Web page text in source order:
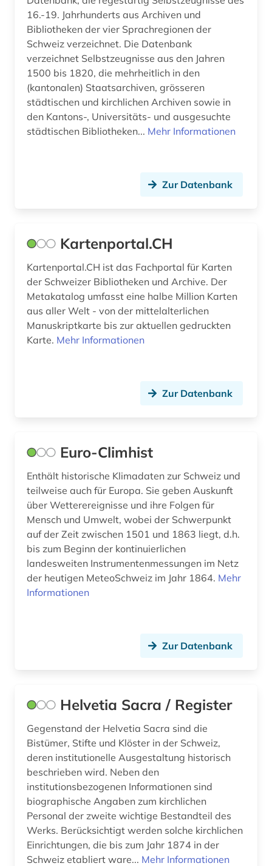
postkarte (1)
presse (2)
pressearchiv (1)
privatrecht (1)
quelle (4)
rara (1)
rechtsprechung (1)
rechtswissenschaft (2)
rechtswissenschaften (1)
regierung (1)
schadstoffe (1)
schaffhausen (stadt) (1)
schallaufzeichnung (2)
schriftsteller (2)
schweiz (138)
schweizer bibliographie (1)
serbien (1)
slowenien (1)
solothurn (1)
sozialwissenschaften (1)
sozialwissenschaftliche forschung (2)
soziologie (1)
sport (1)
16.-19. Jahrhunderts aus Archiven und
Bibliotheken der vier Sprachregionen der
Schweiz verzeichnet. Die Datenbank
verzeichnet Selbstzeugnisse aus den Jahren
1500 bis 1820, die mehrheitlich in den
(kantonalen) Staatsarchiven, grösseren
städtischen und kirchlichen Archiven sowie in
den Kantons-, Universitäts- und ausgesuchte
städtischen Bibliotheken... Mehr Informationen
Zur Datenbank
Kartenportal.CH
Kartenportal.CH ist das Fachportal für Karten
der Schweizer Bibliotheken und Archive. Der
Metakatalog umfasst eine halbe Million Karten
aus aller Welt - von der mittelalterlichen
Manuskriptkarte bis zur aktuellen gedruckten
Karte. Mehr Informationen
Zur Datenbank
Euro-Climhist
Enthält historische Klimadaten zur Schweiz und
teilweise auch für Europa. Sie geben Auskunft
über Wetterereignisse und ihre Folgen für
Mensch und Umwelt, wobei der Schwerpunkt
auf der Zeit zwischen 1501 und 1863 liegt, d.h.
bis zum Beginn der kontinuierlichen
landesweiten Instrumentenmessungen im Netz
der heutigen MeteoSchweiz im Jahr 1864. Mehr
Informationen
Zur Datenbank
Helvetia Sacra / Register
Gegenstand der Helvetia Sacra sind die
Bistümer, Stifte und Klöster in der Schweiz,
deren institutionelle Ausgestaltung historisch
beschrieben wird. Neben den
institutionsbezogenen Informationen sind
biographische Angaben zum kirchlichen
Personal der zweite wichtige Bestandteil des
Werks. Berücksichtigt werden solche kirchlichen
Einrichtungen, die bis zum Jahr 1874 in der
Schweiz etabliert ware... Mehr Informationen